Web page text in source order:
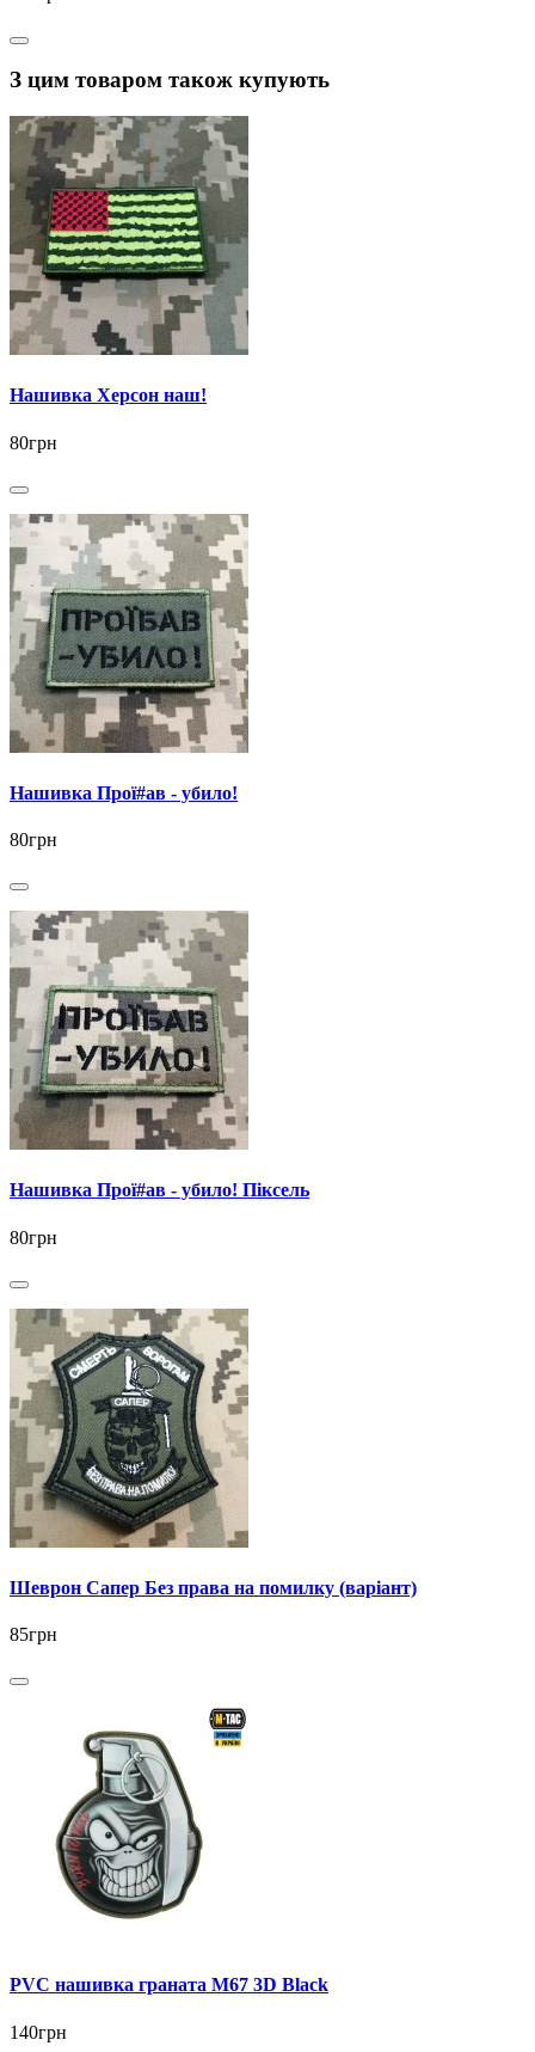
З цим товаром також купують
Нашивка Херсон наш!
80грн
Нашивка Прої#ав - убило!
80грн
Нашивка Прої#ав - убило! Піксель
80грн
Шеврон Сапер Без права на помилку (варіант)
85грн
PVC нашивка граната M67 3D Black
140грн